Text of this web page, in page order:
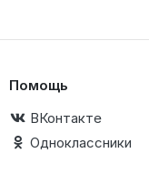
Помощь
ВКонтакте
Одноклассники